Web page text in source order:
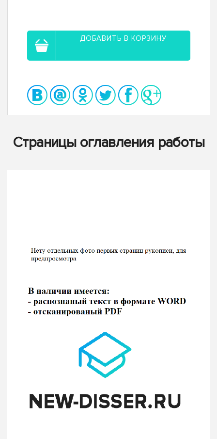
ДОБАВИТЬ В КОРЗИНУ
Страницы оглавления работы